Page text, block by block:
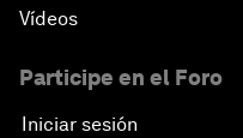
Vídeos
Participe en el Foro
Iniciar sesión